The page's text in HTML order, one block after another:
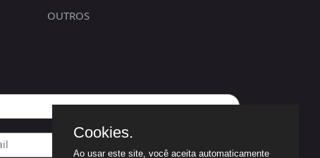
OUTROS
Cookies.
Ao usar este site, você aceita automaticamente